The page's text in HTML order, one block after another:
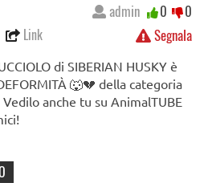
Link Segnala
admin 0 0
di SIBERIAN HUSKY è
🐺💔 della categoria
anche tu su AnimalTUBE